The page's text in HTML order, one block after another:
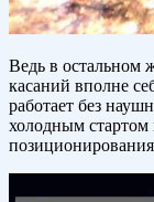
Ведь в остальном
касаний вполне
работает без
холодным